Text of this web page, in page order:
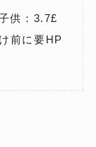
供：3.7£
前に要HP